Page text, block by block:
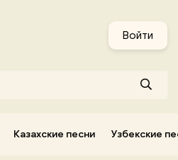
Войти
Казахские песни Узбекские
Корейские песни